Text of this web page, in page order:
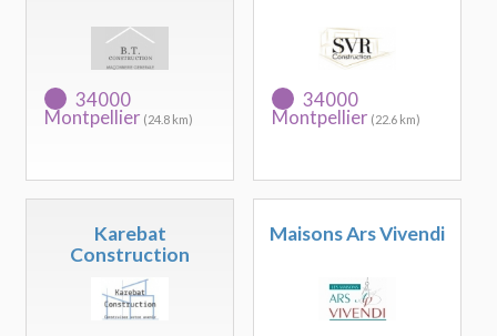
34000
Montpellier (24.8 km)
34000
Montpellier (22.6 km)
Karebat
Construction
Maisons Ars Vivendi